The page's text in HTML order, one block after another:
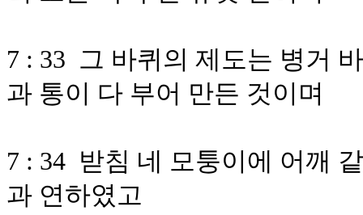
7 : 33 그 바퀴의 제도는 병거
과 통이 다 부어 만든 것이며
7 : 34 받침 네 모퉁이에 어깨
과 연하였고